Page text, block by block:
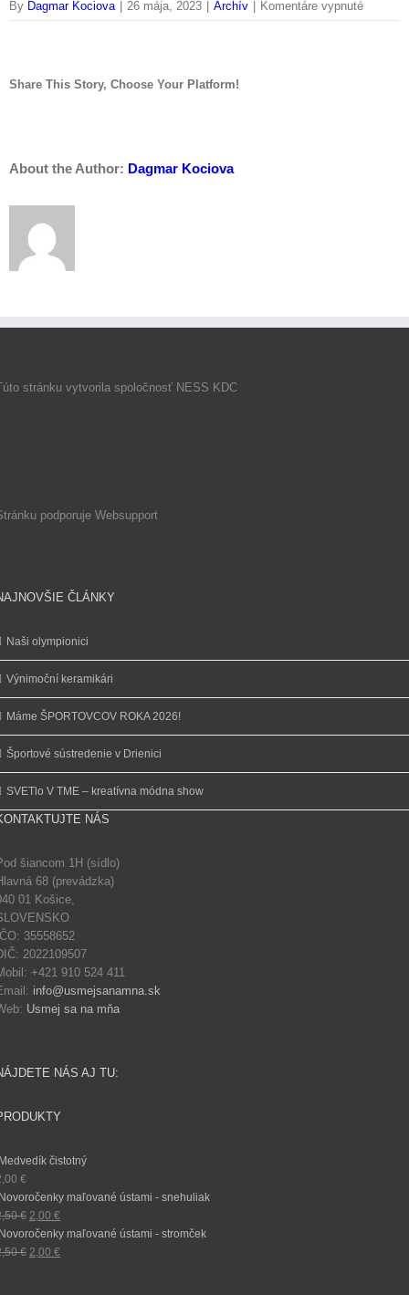
By Dagmar Kociova 26 mája, 2023 Archív Komentáre vypnuténa
Share This Story, Choose Your Platform!
About the Author: Dagmar Kociova
stránku vytvorila spoločnosť NESS KDC
podporuje Websupport
ČLÁNKY
Naši olympionici
Výnimoční keramikári
Máme ŠPORTOVCOV ROKA 2026!
Športové sústredenie v Drienici
SVETlo V TME – kreatívna módna show
NÁS
šiancom 1H (sídlo)
68 (prevádzka)
01 Košice,
35558652
2022109507
+421 910 524 411
info@usmejsanamna.sk
Usmej sa na mňa
NÁS AJ TU:
čistotný
€
maľované ústami - snehuliak
€ 2,00 €
maľované ústami - stromček
€ 2,00 €